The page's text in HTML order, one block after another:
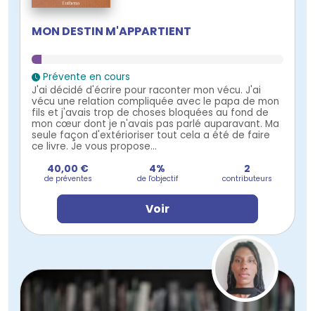
MON DESTIN M'APPARTIENT
Prévente en cours
J'ai décidé d'écrire pour raconter mon vécu. J'ai
vécu une relation compliquée avec le papa de mon
fils et j'avais trop de choses bloquées au fond de
mon cœur dont je n'avais pas parlé auparavant. Ma
seule façon d'extérioriser tout cela a été de faire
ce livre. Je vous propose...
40,00 €
de préventes
4%
de l'objectif
2
contributeurs
Voir